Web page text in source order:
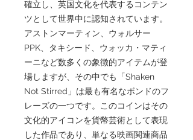
確立し、英国文化を代表するコンテン
ツとして世界中に認知されています。
アストンマーティン、ウォルサー
PPK、タキシード、ウォッカ・マティ
ーニなど数多くの象徴的アイテムが登
場しますが、その中でも「Shaken
Not Stirred」は最も有名なボンドのフ
レーズの一つです。このコインはその
文化的アイコンを貨幣芸術として表現
した作品であり、単なる映画関連商品